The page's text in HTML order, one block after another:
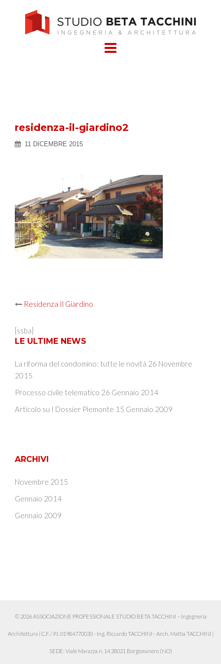
residenza-il-giardino2
11 DICEMBRE 2015
Post
navigation
Residenza Il Giardino
[ssba]
LE ULTIME NEWS
La riforma del condomino: tutte le novità 26 Novembre
2015
Processo civile telematico 26 Gennaio 2014
Articolo su I Dossier Piemonte 15 Gennaio 2009
ARCHIVI
Novembre 2015
Gennaio 2014
Gennaio 2009
© 2026 ASSOCIAZIONE PROFESSIONALE STUDIO BETA TACCHINI – Ingegneria
Architettura | C.F. / P.I. 01984770030 - Ing. Riccardo TACCHINI - Arch. Mattia TACCHINI |
SEDE: Viale Marazza n. 14 28021 Borgomanero (NO)